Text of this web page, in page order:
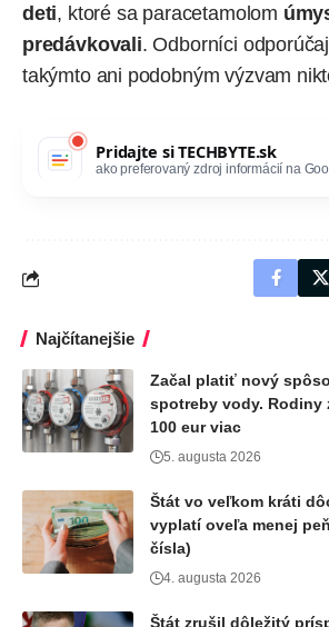
deti, ktoré sa paracetamolom
predávkovali. Odborníci
takýmto ani podobným výzvam
Pridajte siTECHBYTE.sk
ako preferovaný zdroj informácií na
Najčítanejšie
Začal platiť nový
spotreby vody. Rodiny
100 eur viac
5. augusta 2026
Štát vo veľkom kráti
vyplatí oveľa menej
čísla)
4. augusta 2026
Štát zrušil dôležitý